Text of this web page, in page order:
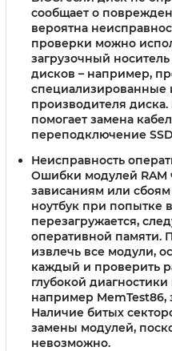
сообщает о
вероятна
проверки можно
загрузочный
дисков – например,
специализированные
производителя
помогает замена
переподключение
Неисправность
Ошибки модулей RAM
зависаниям или сбоям
ноутбук при попытке
перезагружается,
оперативной памяти.
извлечь все модули,
каждый и проверить
глубокой
например
Наличие битых
замены модулей,
невозможно.